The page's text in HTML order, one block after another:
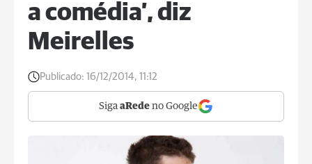
a comédia’, diz
Meirelles
Publicado: 16/12/2014, 11:12
Siga aRede no Google